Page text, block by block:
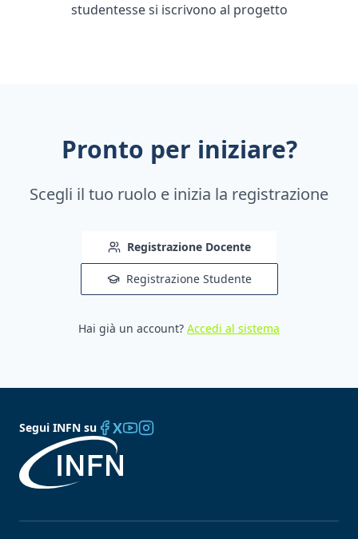
studentesse si iscrivono al progetto
Pronto per iniziare?
Scegli il tuo ruolo e inizia la registrazione
Registrazione Docente
Registrazione Studente
Hai già un account? Accedi al sistema
Segui INFN su X